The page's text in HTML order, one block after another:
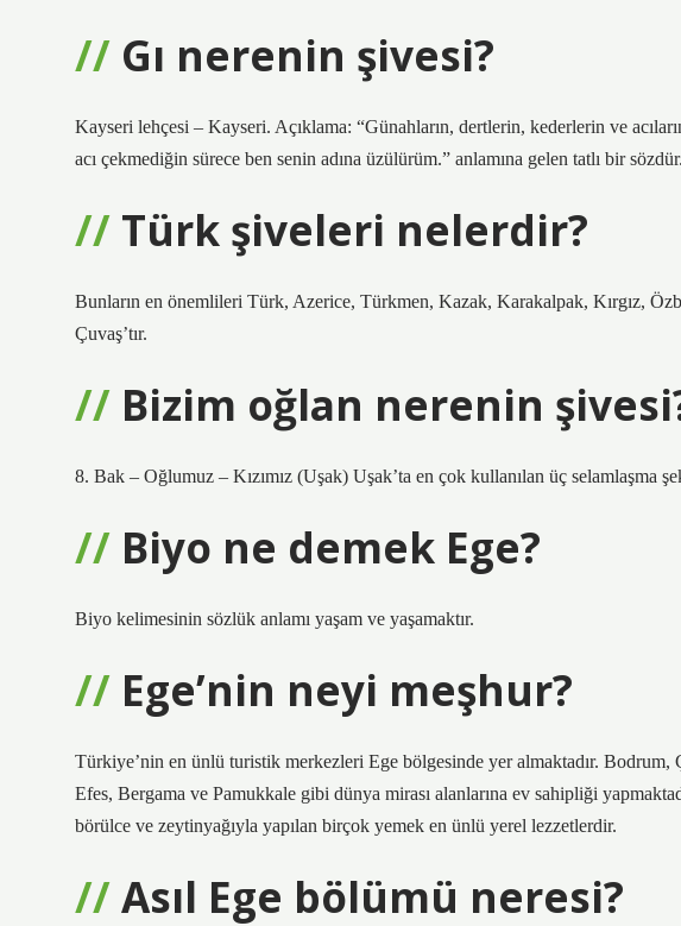
Gı nerenin şivesi?
Kayseri lehçesi – Kayseri. Açıklama: “Günahların, dertlerin, kederlerin ve
acı çekmediğin sürece ben senin adına üzülürüm.” anlamına gelen tatlı bir sözdür.
Türk şiveleri nelerdir?
Bunların en önemlileri Türk, Azerice, Türkmen, Kazak, Karakalpak, Kırgız,
Çuvaş’tır.
Bizim oğlan nerenin
8. Bak – Oğlumuz – Kızımız (Uşak) Uşak’ta en çok kullanılan üç selamlaşma
Biyo ne demek Ege?
Biyo kelimesinin sözlük anlamı yaşam ve yaşamaktır.
Ege’nin neyi meşhur?
Türkiye’nin en ünlü turistik merkezleri Ege bölgesinde yer almaktadır.
Efes, Bergama ve Pamukkale gibi dünya mirası alanlarına ev sahipliği
börülce ve zeytinyağıyla yapılan birçok yemek en ünlü yerel lezzetlerdir.
Asıl Ege bölümü neresi?